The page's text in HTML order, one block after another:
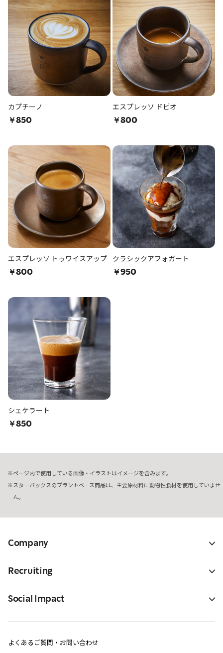
カプチーノ
￥850
エスプレッソ ドピオ
￥800
エスプレッソ トゥワイスアップ
￥800
クラシックアフォガート
￥950
シェケラート
￥850
ページ内で使用している画像・イラストはイメージを含みます。
スターバックスのプラントベース商品は、主要原材料に動物性食材を使用していませ
ん。
Company
Recruiting
Social Impact
よくあるご質問・お問い合わせ